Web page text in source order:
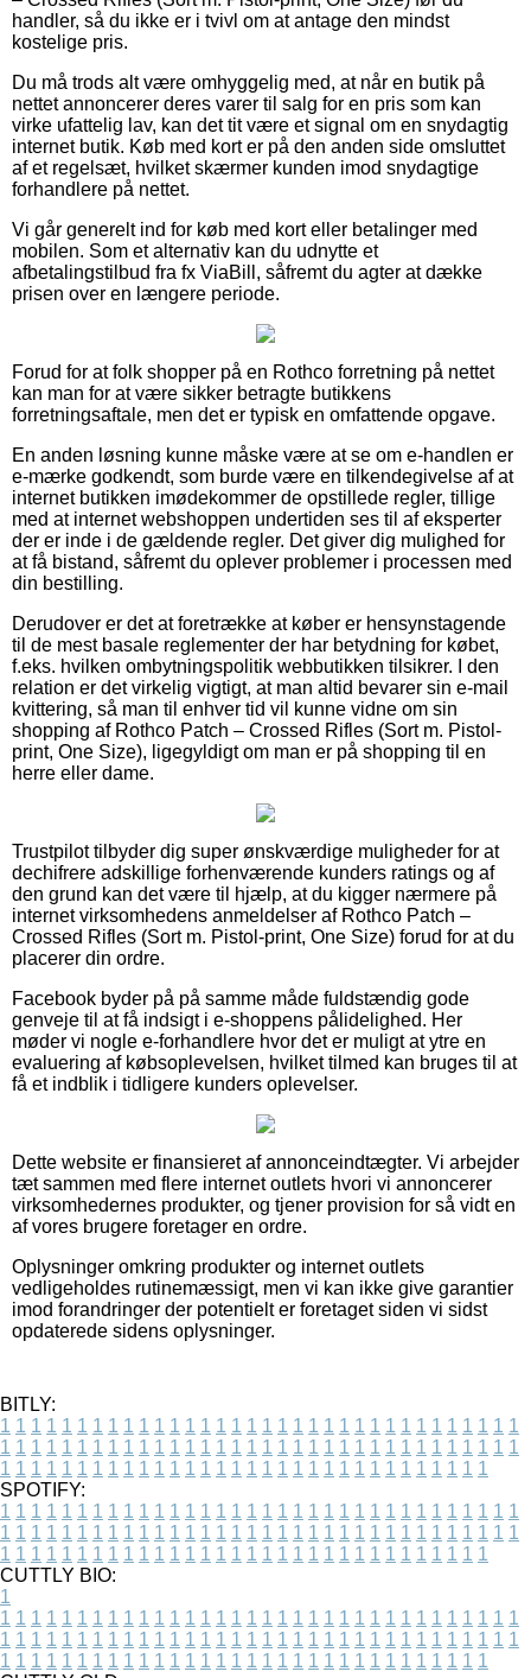
handler, så du ikke er i tvivl om at antage den mindst
kostelige pris.
Du må trods alt være omhyggelig med, at når en butik på
nettet annoncerer deres varer til salg for en pris som kan
virke ufattelig lav, kan det tit være et signal om en snydagtig
internet butik. Køb med kort er på den anden side omsluttet
af et regelsæt, hvilket skærmer kunden imod snydagtige
forhandlere på nettet.
Vi går generelt ind for køb med kort eller betalinger med
mobilen. Som et alternativ kan du udnytte et
afbetalingstilbud fra fx ViaBill, såfremt du agter at dække
prisen over en længere periode.
Forud for at folk shopper på en Rothco forretning på nettet
kan man for at være sikker betragte butikkens
forretningsaftale, men det er typisk en omfattende opgave.
En anden løsning kunne måske være at se om e-handlen er
e-mærke godkendt, som burde være en tilkendegivelse af at
internet butikken imødekommer de opstillede regler, tillige
med at internet webshoppen undertiden ses til af eksperter
der er inde i de gældende regler. Det giver dig mulighed for
at få bistand, såfremt du oplever problemer i processen med
din bestilling.
Derudover er det at foretrække at køber er hensynstagende
til de mest basale reglementer der har betydning for købet,
f.eks. hvilken ombytningspolitik webbutikken tilsikrer. I den
relation er det virkelig vigtigt, at man altid bevarer sin e-mail
kvittering, så man til enhver tid vil kunne vidne om sin
shopping af Rothco Patch – Crossed Rifles (Sort m. Pistol-
print, One Size), ligegyldigt om man er på shopping til en
herre eller dame.
Trustpilot tilbyder dig super ønskværdige muligheder for at
dechifrere adskillige forhenværende kunders ratings og af
den grund kan det være til hjælp, at du kigger nærmere på
internet virksomhedens anmeldelser af Rothco Patch –
Crossed Rifles (Sort m. Pistol-print, One Size) forud for at du
placerer din ordre.
Facebook byder på på samme måde fuldstændig gode
genveje til at få indsigt i e-shoppens pålidelighed. Her
møder vi nogle e-forhandlere hvor det er muligt at ytre en
evaluering af købsoplevelsen, hvilket tilmed kan bruges til at
få et indblik i tidligere kunders oplevelser.
Dette website er finansieret af annonceindtægter. Vi arbejder
tæt sammen med flere internet outlets hvori vi annoncerer
virksomhedernes produkter, og tjener provision for så vidt en
af vores brugere foretager en ordre.
Oplysninger omkring produkter og internet outlets
vedligeholdes rutinemæssigt, men vi kan ikke give garantier
imod forandringer der potentielt er foretaget siden vi sidst
opdaterede sidens oplysninger.
BITLY:
1 1 1 1 1 1 1 1 1 1 1 1 1 1 1 1 1 1 1 1 1 1 1 1 1 1 1 1 1 1 1 1 1 1
1 1 1 1 1 1 1 1 1 1 1 1 1 1 1 1 1 1 1 1 1 1 1 1 1 1 1 1 1 1 1 1 1 1
1 1 1 1 1 1 1 1 1 1 1 1 1 1 1 1 1 1 1 1 1 1 1 1 1 1 1 1 1 1 1 1
SPOTIFY:
1 1 1 1 1 1 1 1 1 1 1 1 1 1 1 1 1 1 1 1 1 1 1 1 1 1 1 1 1 1 1 1 1 1
1 1 1 1 1 1 1 1 1 1 1 1 1 1 1 1 1 1 1 1 1 1 1 1 1 1 1 1 1 1 1 1 1 1
1 1 1 1 1 1 1 1 1 1 1 1 1 1 1 1 1 1 1 1 1 1 1 1 1 1 1 1 1 1 1 1
CUTTLY BIO:
1
1 1 1 1 1 1 1 1 1 1 1 1 1 1 1 1 1 1 1 1 1 1 1 1 1 1 1 1 1 1 1 1 1 1
1 1 1 1 1 1 1 1 1 1 1 1 1 1 1 1 1 1 1 1 1 1 1 1 1 1 1 1 1 1 1 1 1 1
1 1 1 1 1 1 1 1 1 1 1 1 1 1 1 1 1 1 1 1 1 1 1 1 1 1 1 1 1 1 1 1